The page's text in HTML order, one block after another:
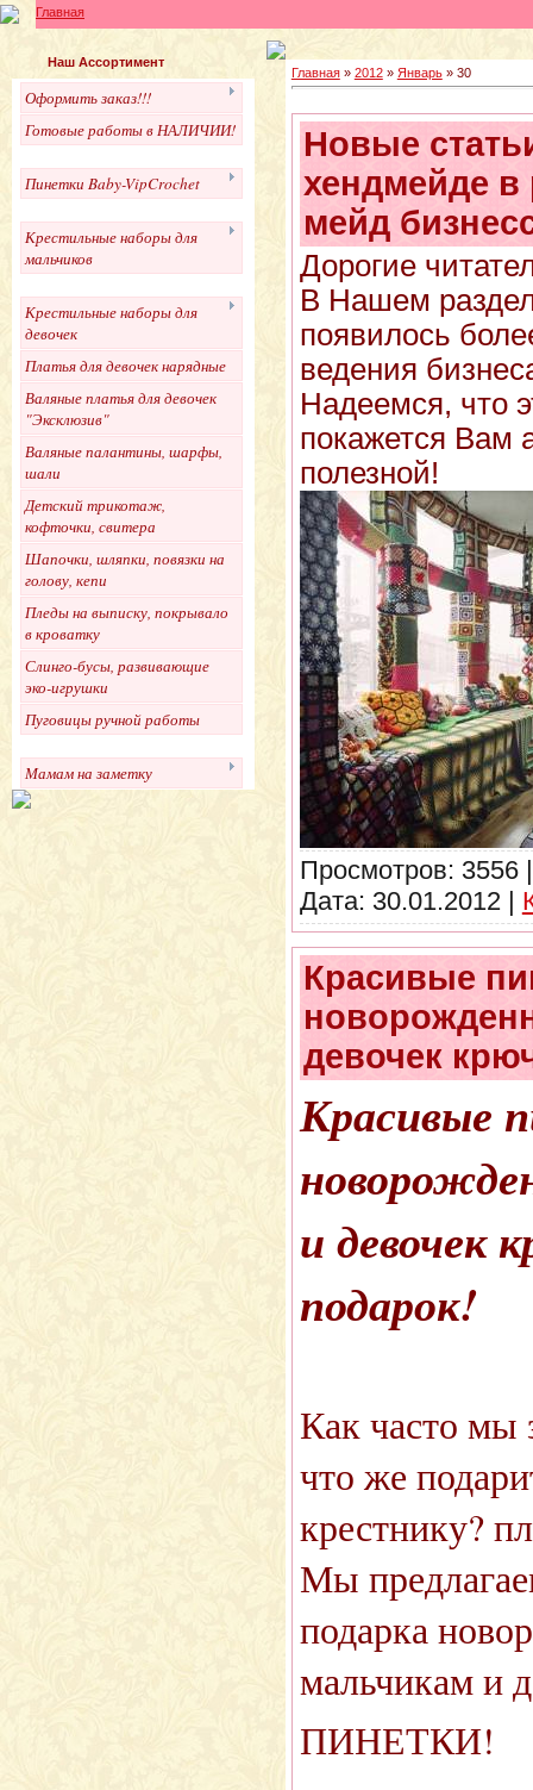
Главная
Наш Ассортимент
Оформить заказ!!!
Готовые работы в НАЛИЧИИ!
Пинетки Baby-VipCrochet
Крестильные наборы для
мальчиков
Крестильные наборы для
девочек
Платья для девочек нарядные
Валяные платья для девочек
"Эксклюзив"
Валяные палантины, шарфы,
шали
Детский трикотаж,
кофточки, свитера
Шапочки, шляпки, повязки на
голову, кепи
Пледы на выписку, покрывало
в кроватку
Слинго-бусы, развивающие
эко-игрушки
Пуговицы ручной работы
Мамам на заметку
Главная» 2012 » Январь » 30
Новые
хендмейде в
мейд
Дорогие
В Нашем
появилось
ведения
Надеемся, что
покажется Вам
полезной!
Просмотров: 3556
Дата: 30.01.2012
Красивые
девочек
Красивые
и девочек
подарок!
Как часто мы
что же
крестнику?
Мы
подарка
мальчикам и
ПИНЕТКИ!